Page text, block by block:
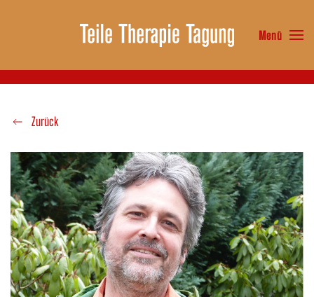
Zum Hauptinhalt springen Menü
Zurück